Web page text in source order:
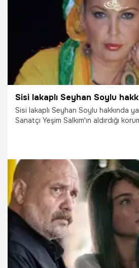
Magazin
Sisi lakaplı Seyhan Soylu hakkında
Sanatçı Yeşim Salkım'ın aldırdığı
1.12.2020 Gündem